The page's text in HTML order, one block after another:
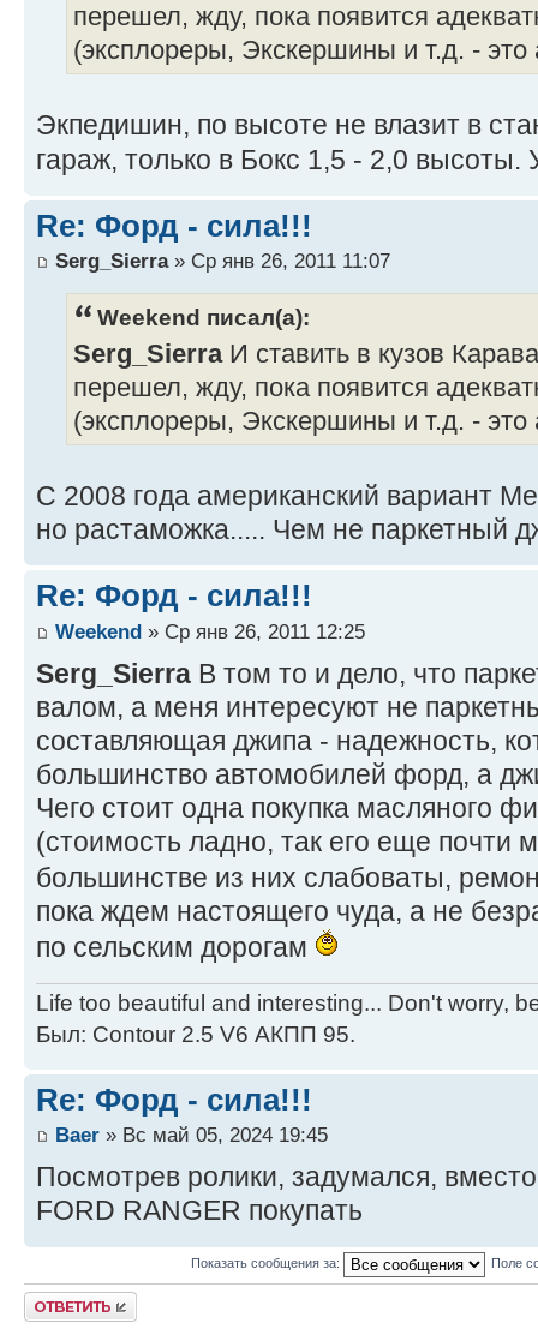
перешел, жду, пока появится
(эксплореры, Экскершины и т.д. - это
Экпедишин, по высоте не влазит в
гараж, только в Бокс 1,5 - 2,0
Re: Форд - сила!!!
Serg_Sierra» Ср янв 26, 2011 11:07
Weekend писал(а):
Serg_SierraИ ставить в кузов
перешел, жду, пока появится
(эксплореры, Экскершины и т.д. - это
С 2008 года американский вариант
но растаможка..... Чем не паркетный
Re: Форд - сила!!!
Weekend » Ср янв 26, 2011 12:25
Serg_Sierra В том то и дело, что
валом, а меня интересуют не
составляющая джипа - надежность,
большинство автомобилей форд, а
Чего стоит одна покупка масляного
(стоимость ладно, так его еще почти
большинстве из них слабоваты,
пока ждем настоящего чуда, а не
по сельским дорогам
Life too beautiful and interesting... Don't worry,
Был: Contour 2.5 V6 АКПП 95.
Re: Форд - сила!!!
Baer » Вс май 05, 2024 19:45
Посмотрев ролики, задумался,
FORD RANGER покупать
Показать сообщения за: Поле
Ответить